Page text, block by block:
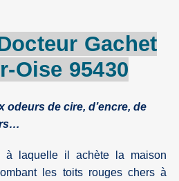
Gachet
Oise 95430
odeurs de cire, d’encre, de
à laquelle il achète la maison
les toits rouges chers à